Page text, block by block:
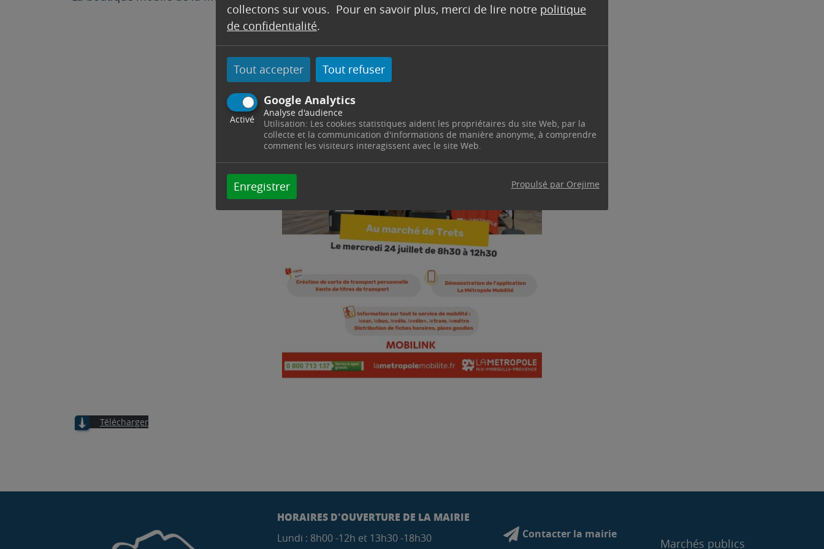
collectons sur vous. Pour en savoir plus, merci de lire notre politique
de confidentialité.
Tout accepter Tout refuser
Google Analytics
Activé
Analyse d'audience
Utilisation: Les cookies statistiques aident les propriétaires du site Web, par la
collecte et la communication d'informations de manière anonyme, à comprendre
comment les visiteurs interagissent avec le site Web.
Enregistrer Propulsé par Orejime
Télécharger
HORAIRES D'OUVERTURE DE LA MAIRIE
Lundi : 8h00 -12h et 13h30 -18h30
Contacter la mairie
Marchés publics